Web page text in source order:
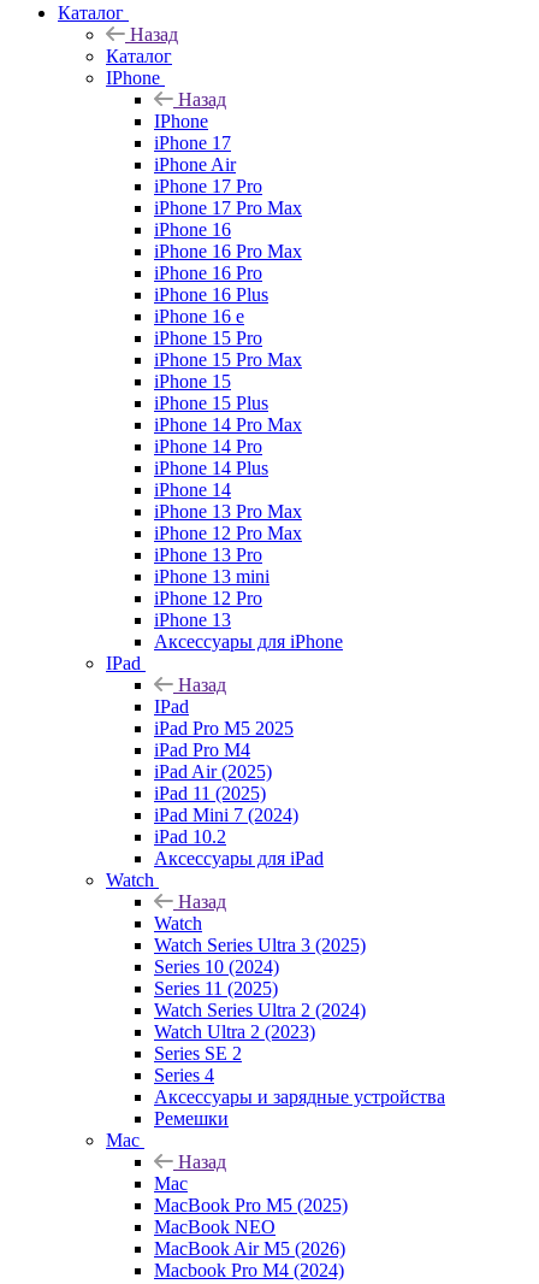
Каталог
Назад
Каталог
IPhone
Назад
IPhone
iPhone 17
iPhone Air
iPhone 17 Pro
iPhone 17 Pro Max
iPhone 16
iPhone 16 Pro Max
iPhone 16 Pro
iPhone 16 Plus
iPhone 16 e
iPhone 15 Pro
iPhone 15 Pro Max
iPhone 15
iPhone 15 Plus
iPhone 14 Pro Max
iPhone 14 Pro
iPhone 14 Plus
iPhone 14
iPhone 13 Pro Max
iPhone 12 Pro Max
iPhone 13 Pro
iPhone 13 mini
iPhone 12 Pro
iPhone 13
Аксессуары для iPhone
IPad
Назад
IPad
iPad Pro M5 2025
iPad Pro M4
iPad Air (2025)
iPad 11 (2025)
iPad Mini 7 (2024)
iPad 10.2
Аксессуары для iPad
Watch
Назад
Watch
Watch Series Ultra 3 (2025)
Series 10 (2024)
Series 11 (2025)
Watch Series Ultra 2 (2024)
Watch Ultra 2 (2023)
Series SE 2
Series 4
Аксессуары и зарядные устройства
Ремешки
Mac
Назад
Mac
MacBook Pro M5 (2025)
MacBook NEO
MacBook Air M5 (2026)
Macbook Pro M4 (2024)